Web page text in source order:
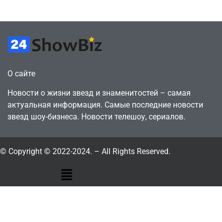
О сайте
Новости о жизни звезд и знаменитостей – самая
актуальная информация. Самые последние новости
звезд шоу-бизнеса. Новости телешоу, сериалов.
© Copyright © 2022-2024. – All Rights Reserved.